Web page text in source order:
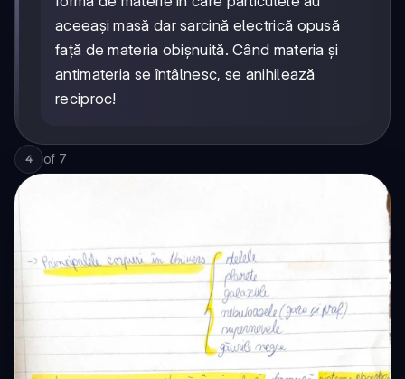
aceeași masă dar sarcină electrică opusă
față de materia obișnuită. Când materia și
antimateria se întâlnesc, se anihilează
reciproc!
4 of 7